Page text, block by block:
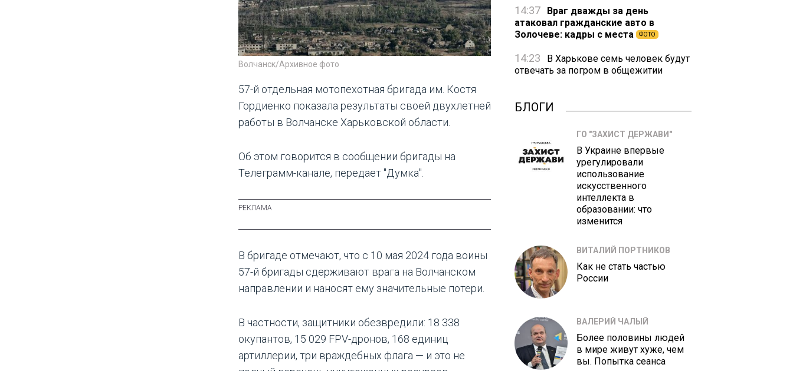
Волчанск/Архивное фото
57-й отдельная мотопехотная бригада им. Костя
Гордиенко показала результаты своей двухлетней
работы в Волчанске Харьковской области.
Об этом говорится в сообщении бригады на
Телеграмм-канале, передает "Думка".
В бригаде отмечают, что с 10 мая 2024 года воины
57-й бригады сдерживают врага на Волчанском
направлении и наносят ему значительные потери.
В частности, защитники обезвредили: 18 338
окупантов, 15 029 FPV-дронов, 168 единиц
артиллерии, три враждебных флага — и это не
14:37
Враг дважды за день
атаковал гражданские авто в
Золочеве: кадры с места
ФОТО
14:23
В Харькове семь человек будут
отвечать за погром в общежитии
БЛОГИ
ГО "ЗАХИСТ ДЕРЖАВИ"
В Украине впервые
урегулировали
использование
искусственного
интеллекта в
образовании: что
изменится
ВИТАЛИЙ ПОРТНИКОВ
Как не стать частью
России
ВАЛЕРИЙ ЧАЛЫЙ
Более половины людей
в мире живут хуже, чем
вы. Попытка сеанса